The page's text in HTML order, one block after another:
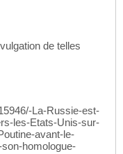
de telles
La-Russie-est-
les-Etats-Unis-sur-
avant-le-
homologue-